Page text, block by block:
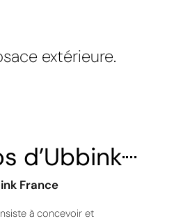
extérieure.
d’Ubbink
France
à concevoir et